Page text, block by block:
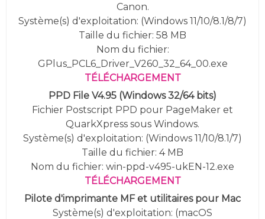
Canon.
Système(s) d'exploitation: (Windows 11/10/8.1/8/7)
Taille du fichier: 58 MB
Nom du fichier:
GPlus_PCL6_Driver_V260_32_64_00.exe
TÉLÉCHARGEMENT
PPD File V4.95 (Windows 32/64 bits)
Fichier Postscript PPD pour PageMaker et
QuarkXpress sous Windows.
Système(s) d'exploitation: (Windows 11/10/8.1/7)
Taille du fichier: 4 MB
Nom du fichier: win-ppd-v495-ukEN-12.exe
TÉLÉCHARGEMENT
Pilote d'imprimante MF et utilitaires pour Mac
Système(s) d'exploitation: (macOS